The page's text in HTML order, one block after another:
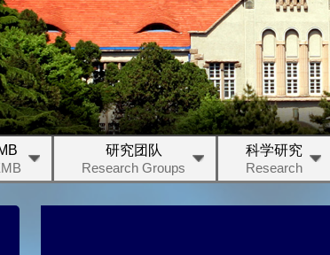
研究团队
Research Groups
科学研究
Research